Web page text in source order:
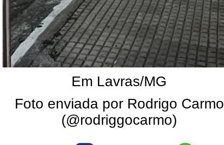
Em Lavras/MG
Foto enviada por Rodrigo Carmo
(@rodriggocarmo)